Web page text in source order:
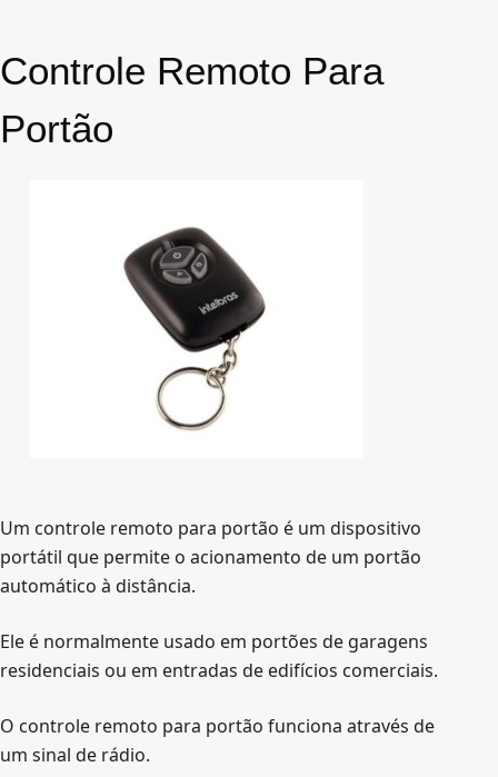
Controle Remoto Para
Portão
Um controle remoto para portão é um dispositivo
portátil que permite o acionamento de um portão
automático à distância.
Ele é normalmente usado em portões de garagens
residenciais ou em entradas de edifícios comerciais.
O controle remoto para portão funciona através de
um sinal de rádio.